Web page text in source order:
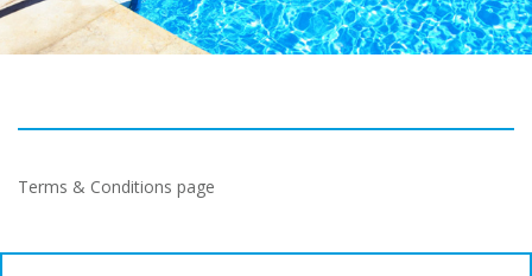
Terms & Conditions page